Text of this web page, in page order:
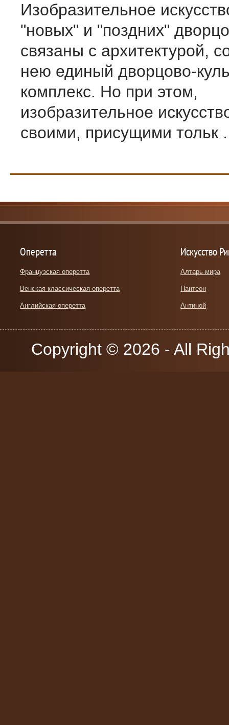
Изобразительное
"новых" и "поздних"
связаны с архитектурой,
нею единый дворцово-
комплекс. Но при этом,
изобразительное
своими, присущими тольк
Оперетта
Французская оперетта
Венская классическая оперетта
Английская оперетта
Искусство
Алтарь мира
Пантеон
Антиной
Copyright © 2026 - All